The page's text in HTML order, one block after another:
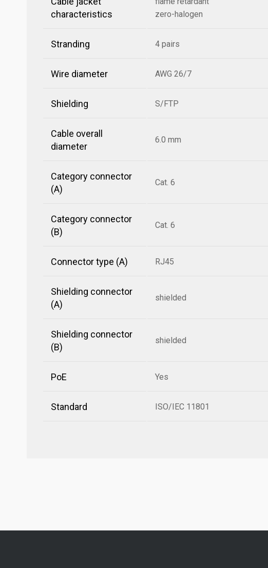
characteristics
zero-halogen
Stranding 4 pairs
Wire diameter AWG 26/7
Shielding S/FTP
Cable overall
diameter
6.0 mm
Category connector
(A)
Cat. 6
Category connector
(B)
Cat. 6
Connector type (A) RJ45
Shielding connector
(A)
shielded
Shielding connector
(B)
shielded
PoE Yes
Standard ISO/IEC 11801